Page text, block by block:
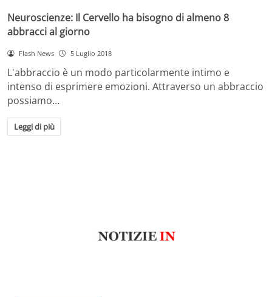
Neuroscienze: Il Cervello ha bisogno di almeno 8
abbracci al giorno
Flash News 5 Luglio 2018
L'abbraccio è un modo particolarmente intimo e
intenso di esprimere emozioni. Attraverso un abbraccio
possiamo…
Leggi di più